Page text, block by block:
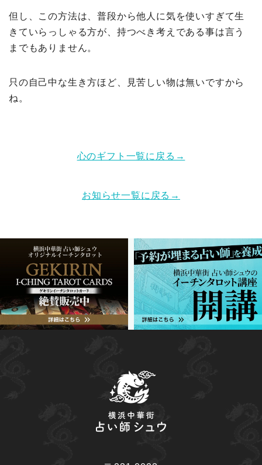
但し、この方法は、普段から他人に気を使いすぎて生
きていらっしゃる方が、持つべき考えである事は言う
までもありません。
只の自己中な生き方ほど、見苦しい物は無いですから
ね。
心のギフト一覧に戻る→
お知らせ一覧に戻る→